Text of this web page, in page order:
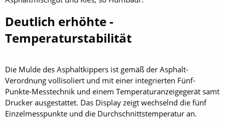
Deutlich erhöhte ­
Temperaturstabilität
Die Mulde des Asphaltkippers ist gemäß der Asphalt-
Verordnung vollisoliert und mit einer integrierten Fünf-
Punkte-Messtechnik und einem Temperaturanzeigegerät samt
Drucker ausgestattet. Das Display zeigt wechselnd die fünf
Einzelmesspunkte und die Durchschnittstemperatur an.